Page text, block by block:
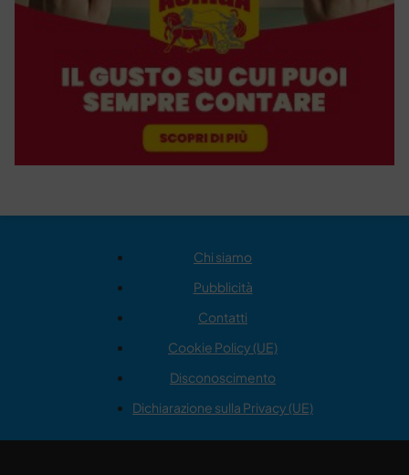
Chi siamo
Pubblicità
Contatti
Cookie Policy (UE)
Disconoscimento
Dichiarazione sulla Privacy (UE)